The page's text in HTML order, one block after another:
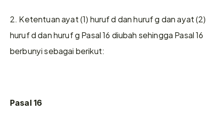
2. Ketentuan ayat (1) huruf d dan huruf g dan ayat (2)
huruf d dan huruf g Pasal 16 diubah sehingga Pasal 16
berbunyi sebagai berikut:
Pasal 16